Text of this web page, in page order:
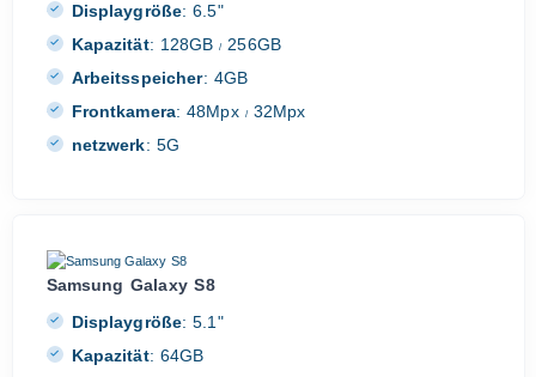
Displaygröße: 6.5"
Kapazität: 128GB/ 256GB
Arbeitsspeicher: 4GB
Frontkamera: 48Mpx /32Mpx
netzwerk: 5G
Samsung Galaxy S8
Displaygröße: 5.1"
Kapazität: 64GB